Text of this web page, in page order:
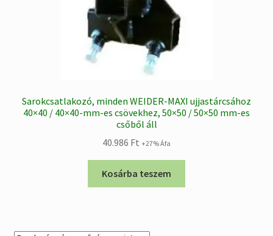
Sarokcsatlakozó, minden WEIDER-MAXI ujjastárcsához
40×40 / 40×40-mm-es csövekhez, 50×50 / 50×50 mm-es
csőből áll
40.986 Ft +27% Áfa
Kosárba teszem